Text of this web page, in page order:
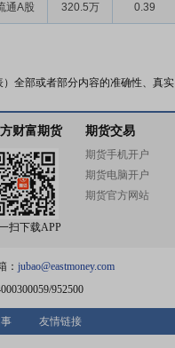
通A股 320.5万 0.39
全部或者部分内容的准确性、真实
财富期货
扫下载APP
期货交易
期货手机开户
期货电脑开户
期货官方网站
： jubao@eastmoney.com
952500
友情链接